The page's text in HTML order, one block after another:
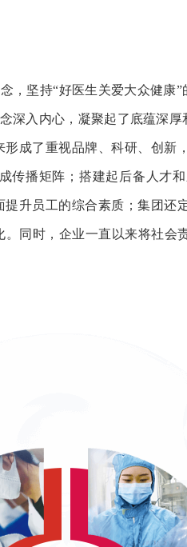
，坚持“好医生关爱大众健康
入内心，凝聚起了底蕴深厚
成了重视品牌、科研、创
播矩阵；搭建起后备人才
升员工的综合素质；集团
同时，企业一直以来将社